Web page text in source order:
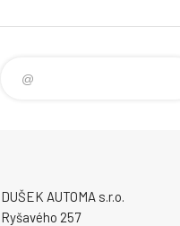
DUŠEK AUTOMA s.r.o.
Ryšavého 257